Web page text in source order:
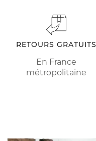
RETOURS GRATUITS
En France
métropolitaine